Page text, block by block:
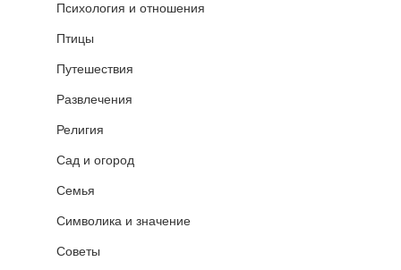
Психология и отношения
Птицы
Путешествия
Развлечения
Религия
Сад и огород
Семья
Символика и значение
Советы